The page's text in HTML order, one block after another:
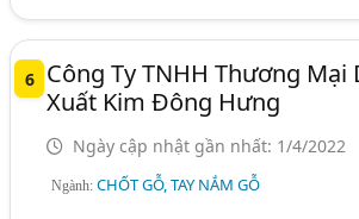
6
Công Ty TNHH Thương Mại
Xuất Kim Đông Hưng
Ngày cập nhật gần nhất: 1/4/2022
Ngành:CHỐT GỖ, TAY NẮM GỖ